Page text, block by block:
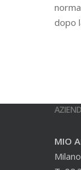
dopo
MIO